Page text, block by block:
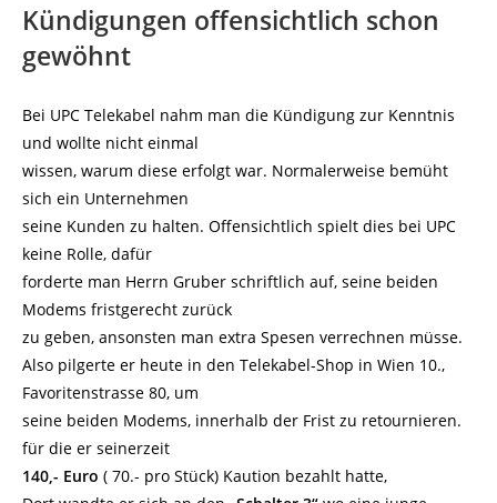
Kündigungen offensichtlich schon
gewöhnt
Bei UPC Telekabel nahm man die Kündigung zur Kenntnis
und wollte nicht einmal
wissen, warum diese erfolgt war. Normalerweise bemüht
sich ein Unternehmen
seine Kunden zu halten. Offensichtlich spielt dies bei UPC
keine Rolle, dafür
forderte man Herrn Gruber schriftlich auf, seine beiden
Modems fristgerecht zurück
zu geben, ansonsten man extra Spesen verrechnen müsse.
Also pilgerte er heute in den Telekabel-Shop in Wien 10.,
Favoritenstrasse 80, um
seine beiden Modems, innerhalb der Frist zu retournieren.
für die er seinerzeit
140,- Euro ( 70.- pro Stück) Kaution bezahlt hatte,